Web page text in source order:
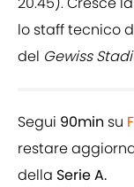
lo staff tecnico
del Gewiss
Segui 90min su
restare
della Serie A.